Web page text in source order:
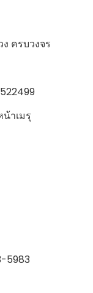
ครบวงจร
าเมรุ
5983